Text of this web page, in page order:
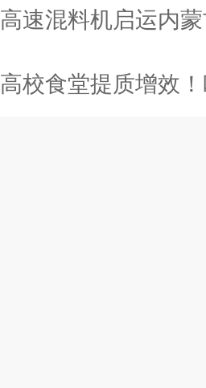
高速混料机启运内蒙古，
高校食堂提质增效！欧德睿猪大